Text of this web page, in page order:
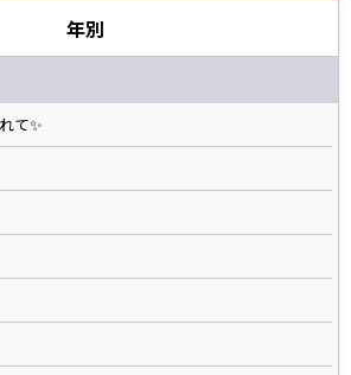
年別
て✨️